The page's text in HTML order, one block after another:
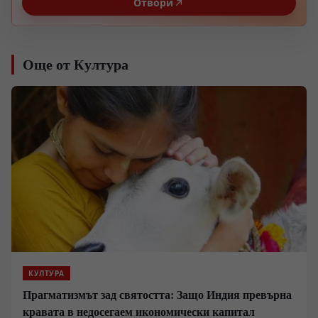
Още от Култура
КУЛТУРА
Прагматизмът зад святостта: Защо Индия превърна
кравата в недосегаем икономически капитал